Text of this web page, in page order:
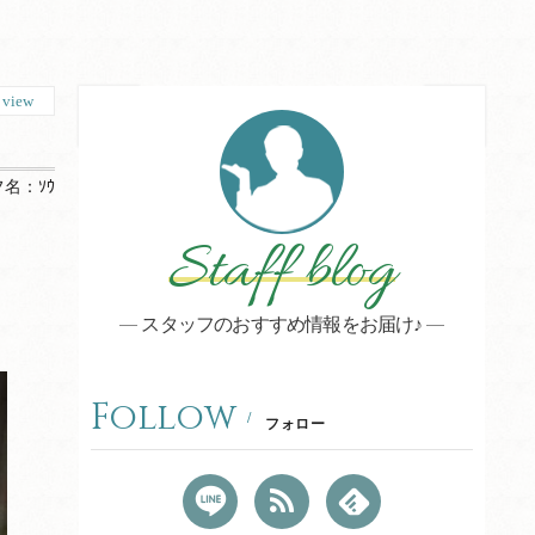
view
： ｿｳ
Staff blog
スタッフのおすすめ情報をお届け♪
Follow フォロー